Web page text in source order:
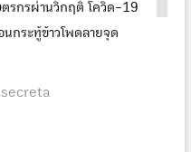
ตรกรผ่านวิกฤติ โควิด-19
กระทู้ข้าวโพดลายจุด